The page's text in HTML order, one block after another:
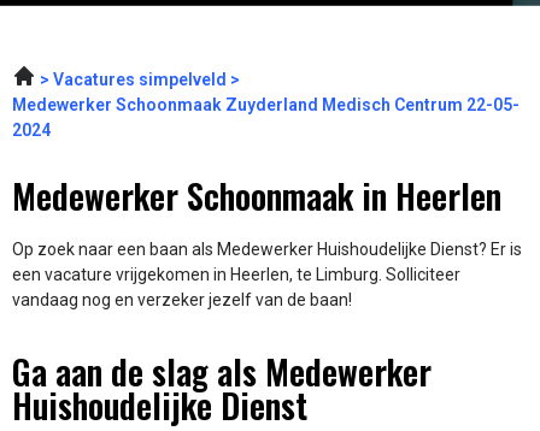
Vacatures simpelveld
Medewerker Schoonmaak Zuyderland Medisch Centrum 22-05-
2024
Medewerker Schoonmaak in Heerlen
Op zoek naar een baan als Medewerker Huishoudelijke Dienst? Er is
een vacature vrijgekomen in Heerlen, te Limburg. Solliciteer
vandaag nog en verzeker jezelf van de baan!
Ga aan de slag als Medewerker
Huishoudelijke Dienst